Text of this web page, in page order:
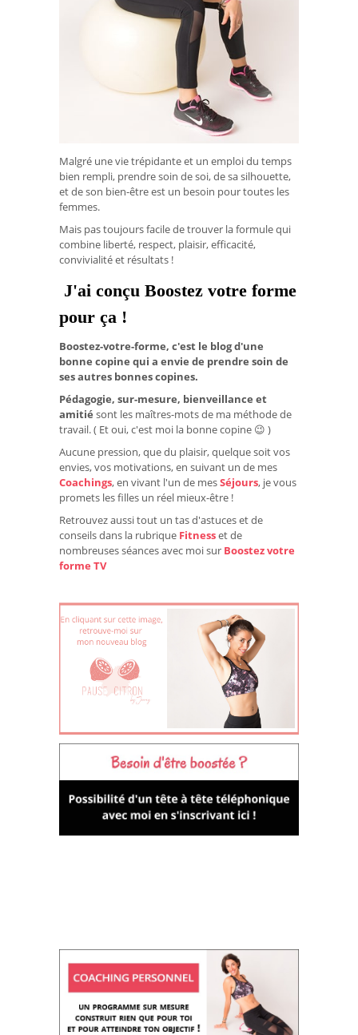
Malgré une vie trépidante et un emploi du temps
bien rempli, prendre soin de soi, de sa silhouette,
et de son bien-être est un besoin pour toutes les
femmes.
Mais pas toujours facile de trouver la formule qui
combine liberté, respect, plaisir, efficacité,
convivialité et résultats !
J'ai conçu Boostez votre forme
pour ça !
Boostez-votre-forme, c'est le blog d'une
bonne copine qui a envie de prendre soin de
ses autres bonnes copines.
Pédagogie, sur-mesure, bienveillance et
amitié sont les maîtres-mots de ma méthode de
travail. ( Et oui, c'est moi la bonne copine 😉 )
Aucune pression, que du plaisir, quelque soit vos
envies, vos motivations, en suivant un de mes
Coachings, en vivant l'un de mesSéjours, je vous
promets les filles un réel mieux-être !
Retrouvez aussi tout un tas d'astuces et de
conseils dans la rubrique Fitnesset de
nombreuses séances avec moi sur Boostez votre
forme TV